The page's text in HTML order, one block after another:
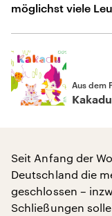
möglichst viele
Aus dem
Kakadu
Seit Anfang der
Deutschland die
geschlossen –
Schließungen